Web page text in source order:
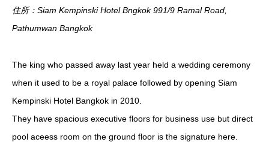
住所：Siam Kempinski Hotel Bngkok 991/9 Ramal Road,
Pathumwan Bangkok
The king who passed away last year held a wedding ceremony
when it used to be a royal palace followed by opening Siam
Kempinski Hotel Bangkok in 2010.
They have spacious executive floors for business use but direct
pool aceess room on the ground floor is the signature here.